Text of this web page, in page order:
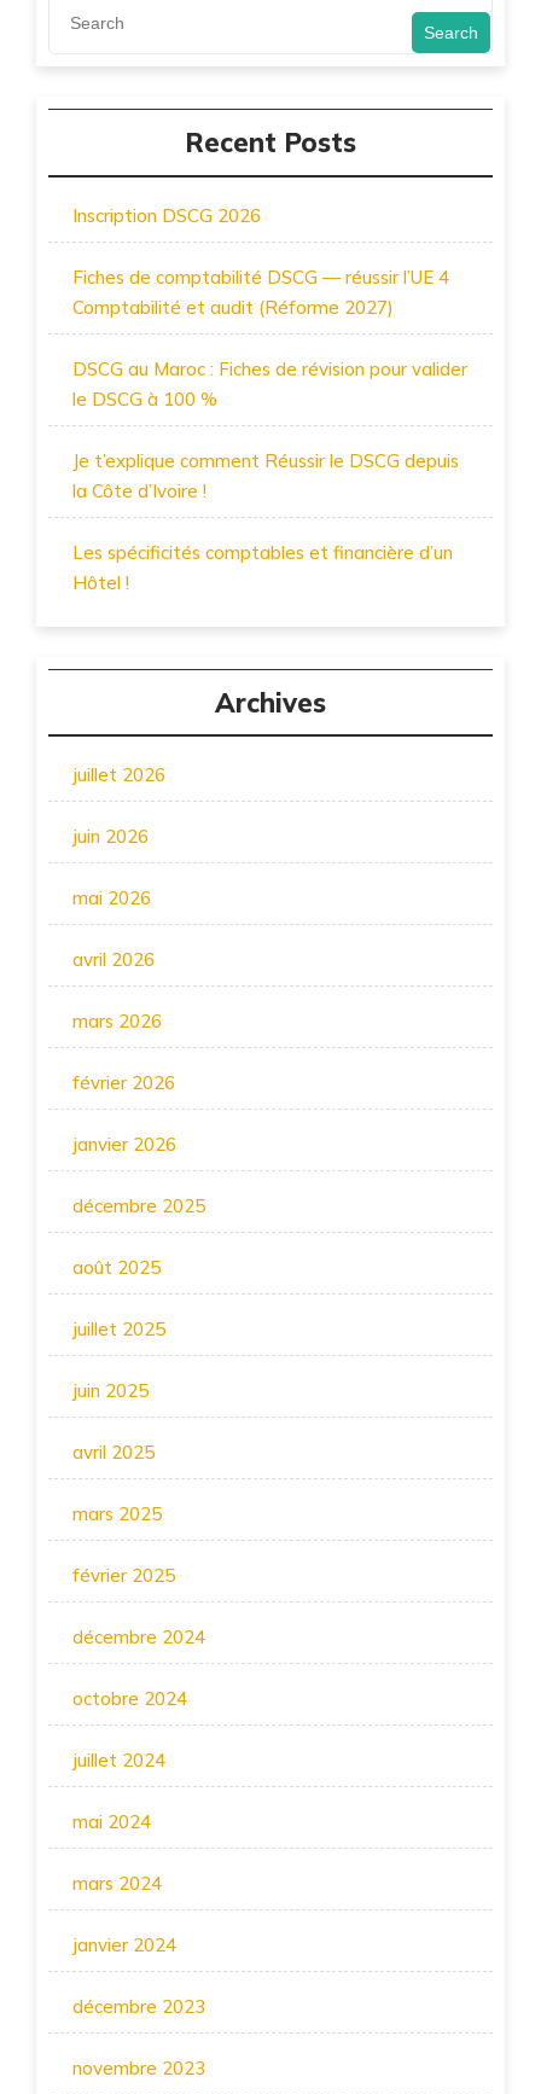
Search
Recent Posts
Inscription DSCG 2026
Fiches de comptabilité DSCG — réussir l’UE 4
Comptabilité et audit (Réforme 2027)
DSCG au Maroc : Fiches de révision pour valider
le DSCG à 100 %
Je t’explique comment Réussir le DSCG depuis
la Côte d’Ivoire !
Les spécificités comptables et financière d’un
Hôtel !
Archives
juillet 2026
juin 2026
mai 2026
avril 2026
mars 2026
février 2026
janvier 2026
décembre 2025
août 2025
juillet 2025
juin 2025
avril 2025
mars 2025
février 2025
décembre 2024
octobre 2024
juillet 2024
mai 2024
mars 2024
janvier 2024
décembre 2023
novembre 2023